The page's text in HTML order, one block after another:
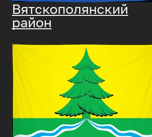
Вятскополянский
район